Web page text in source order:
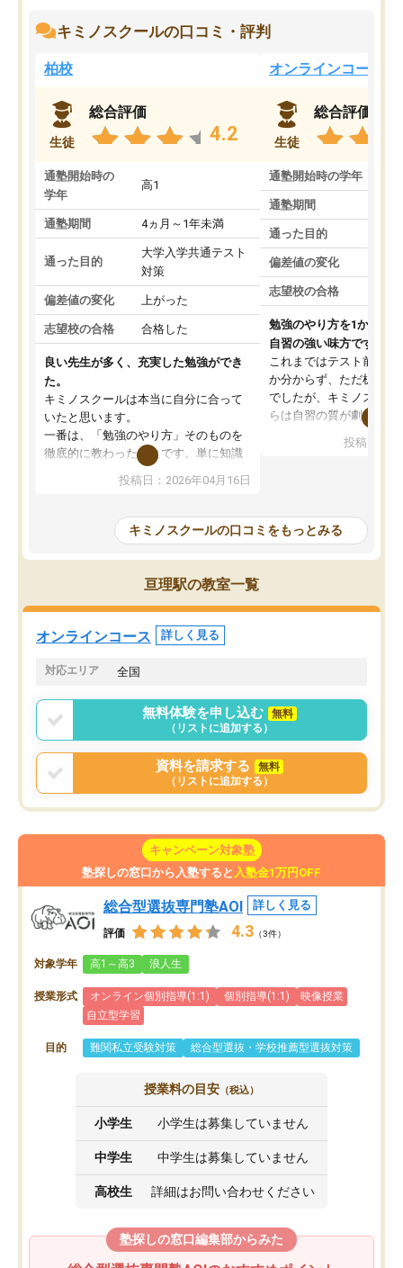
キミノスクールの口コミ・評判
柏校
生徒
総合評価
4.2
通塾開始時の
学年
高1
通塾期間 4ヵ月～1年未満
通った目的
大学入学共通テスト
対策
偏差値の変化 上がった
志望校の合格 合格した
良い先生が多く、充実した勉強ができ
た。
キミノスクールは本当に自分に合って
いたと思います。
一番は、「勉強のやり方」そのものを
徹底的に教わったことです。単に知識
を詰め込むのではなく、自学自習の習
慣が身につくよう並走してくれるの
はなくなりました。
講師の方との距離も近く、親身なコー
チングのおかげで、停滞期もモチベー
ションを維持できました。「やらされ
る勉強」から「目標のための勉強」へ
意識が変わったことが、目標校への合
投稿日：2026年04月16日
オンラインコース
生徒
総合評価
通塾開始時の学年
通塾期間
通った目的
偏差値の変化
志望校の合格
勉強のやり方を1から教
自習の強い味方です。
これまではテスト前に何
か分からず、ただ机に座
でしたが、キミノスクー
らは自習の質が劇的に変
を明確にしてくれるの
の仕方をコーチングして
ルなので、家での学習習
身につきました。結果と
た。自分から学ぶ姿勢を
投稿日：
キミノスクールの口コミをもっとみる
亘理駅の教室一覧
オンラインコース 詳しく見る
対応エリア 全国
無料体験を申し込む
無料
（リストに追加する）
資料を請求する
無料
（リストに追加する）
キャンペーン対象塾
塾探しの窓口から入塾すると 入塾金1万円OFF
総合型選抜専門塾AOI 詳しく見る
評価 4.3 （3件）
対象学年 高1～高3 浪人生
授業形式 オンライン個別指導(1:1) 個別指導(1:1)
映像授業
自立型学習
目的 難関私立受験対策 総合型選抜・学校推薦型選抜対策
授業料の目安 （税込）
小学生 小学生は募集していません
中学生 中学生は募集していません
高校生 詳細はお問い合わせください
塾探しの窓口編集部からみた